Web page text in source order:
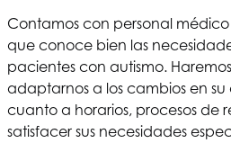
Contamos con personal
que conoce bien las
pacientes con autismo.
adaptarnos a los cambios en
cuanto a horarios, procesos de
satisfacer sus necesidades